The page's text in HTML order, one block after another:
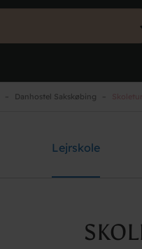
Danhostel Sakskøbing
Lejrskole